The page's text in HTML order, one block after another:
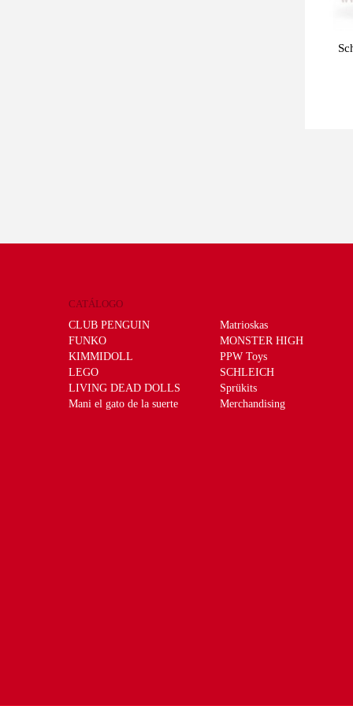
CATÁLOGO
CLUB PENGUIN
FUNKO
KIMMIDOLL
LEGO
LIVING DEAD DOLLS
Mani el gato de la suerte
Matrioskas
MONSTER HIGH
PPW Toys
SCHLEICH
Sprükits
Merchandising